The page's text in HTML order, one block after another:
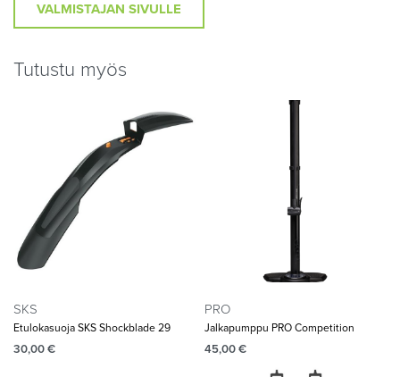
VALMISTAJAN SIVULLE
Tutustu myös
SKS
Etulokasuoja SKS Shockblade 29
30,00€
PRO
Jalkapumppu PRO Competition
45,00€